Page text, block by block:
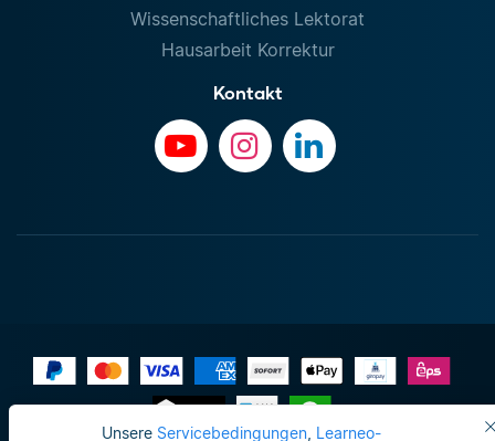
Unsere Servicebedingungen, Learneo-
Wissenschaftliches Lektorat
Hausarbeit Korrektur
Kontakt